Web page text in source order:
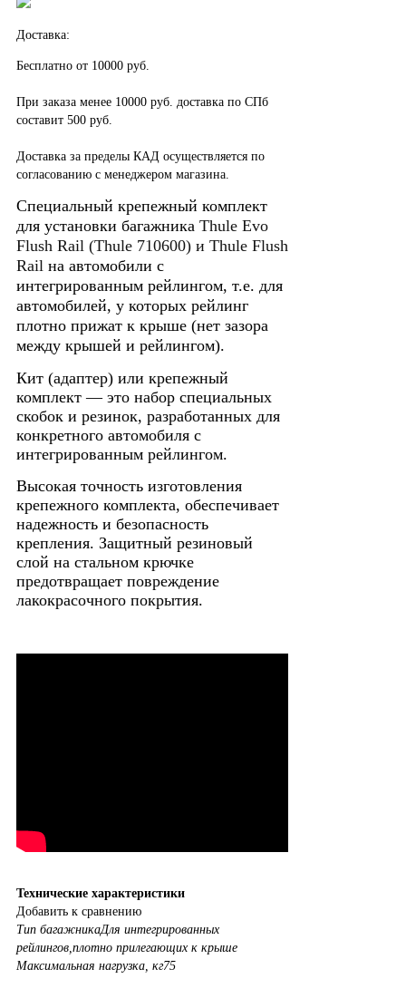
Доставка:
Бесплатно от 10000 руб.
При заказа менее 10000 руб. доставка по СПб
составит 500 руб.
Доставка за пределы КАД осуществляется по
согласованию с менеджером магазина.
Специальный крепежный комплект
для установки багажника Thule Evo
Flush Rail (Thule 710600) и Thule Flush
Rail на автомобили с
интегрированным рейлингом, т.е. для
автомобилей, у которых рейлинг
плотно прижат к крыше (нет зазора
между крышей и рейлингом).
Кит (адаптер) или крепежный
комплект — это набор специальных
скобок и резинок, разработанных для
конкретного автомобиля с
интегрированным рейлингом.
Высокая точность изготовления
крепежного комплекта, обеспечивает
надежность и безопасность
крепления. Защитный резиновый
слой на стальном крючке
предотвращает повреждение
лакокрасочного покрытия.
Технические характеристики
Добавить к сравнению
Тип багажникаДля интегрированных
рейлингов,плотно прилегающих к крыше
Максимальная нагрузка, кг75